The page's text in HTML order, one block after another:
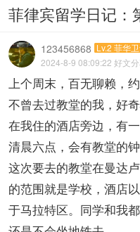
菲律宾留学日记：
123456868 Lv.2 菲华
2024-8-9 08:09:22 好文
上个周末，百无聊赖，
不曾去过教堂的我，好
在我住的酒店旁边，有
清晨六点，会有教堂的
这次要去的教堂在曼达
的范围就是学校，酒店
于马拉特区。同学和我